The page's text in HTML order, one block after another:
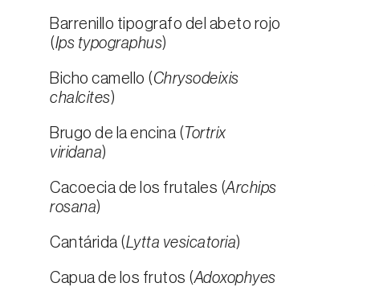
Barrenillo tipografo del abeto rojo
(Ips typographus)
Bicho camello (Chrysodeixis
chalcites)
Brugo de la encina ( Tortrix
viridana)
Cacoecia de los frutales (Archips
rosana)
Cantárida (Lytta vesicatoria)
Capua de los frutos (Adoxophyes